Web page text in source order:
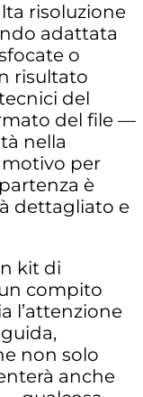
risoluzione
adattata
o
risultato
del
del file —
nella
per
è
dettagliato e
kit di
compito
l’attenzione
non solo
anche